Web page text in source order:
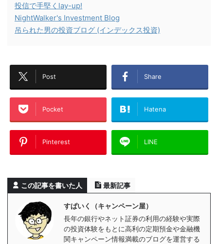
投信で手堅くlay-up!
NightWalker's Investment Blog
吊られた男の投資ブログ (インデックス投資)
Post Share
Pocket Hatena
Pinterest LINE
この記事を書いた人 最新記事
すぱいく（キャンペーン屋）
長年の銀行やネット証券の利用の経験や実際
の投資体験をもとに高利の定期預金や金融機
関キャンペーン情報満載のブログを運営する